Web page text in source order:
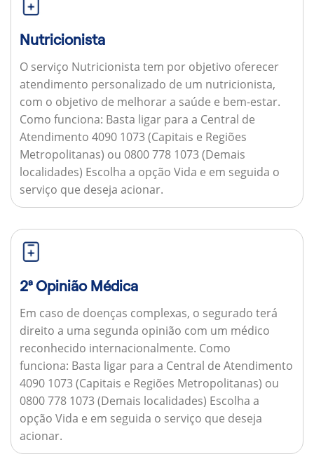
Nutricionista
O serviço Nutricionista tem por objetivo oferecer
atendimento personalizado de um nutricionista,
com o objetivo de melhorar a saúde e bem-estar.
Como funciona: Basta ligar para a Central de
Atendimento 4090 1073 (Capitais e Regiões
Metropolitanas) ou 0800 778 1073 (Demais
localidades) Escolha a opção Vida e em seguida o
serviço que deseja acionar.
2ª Opinião Médica
Em caso de doenças complexas, o segurado terá
direito a uma segunda opinião com um médico
reconhecido internacionalmente. Como
funciona: Basta ligar para a Central de Atendimento
4090 1073 (Capitais e Regiões Metropolitanas) ou
0800 778 1073 (Demais localidades) Escolha a
opção Vida e em seguida o serviço que deseja
acionar.